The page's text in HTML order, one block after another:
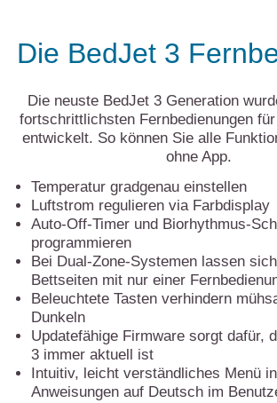
Die BedJet 3
Die neuste BedJet 3 Generation
fortschrittlichsten Fernbedienungen
entwickelt. So können Sie alle
ohne App.
Temperatur gradgenau einstellen
Luftstrom regulieren via Farbdisplay
Auto-Off-Timer und Biorhythmus-
programmieren
Bei Dual-Zone-Systemen lassen
Bettseiten mit nur einer
Beleuchtete Tasten verhindern
Dunkeln
Updatefähige Firmware sorgt dafür,
3 immer aktuell ist
Intuitiv, leicht verständliches Menü
Anweisungen auf Deutsch im